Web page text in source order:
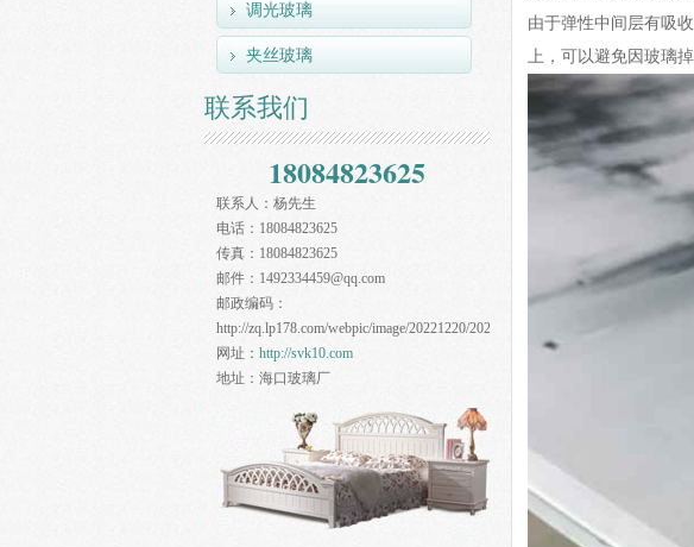
调光玻璃
夹丝玻璃
联系我们
18084823625
联系人： 杨先生
电话： 18084823625
传真： 18084823625
邮件： 1492334459@qq.com
邮政编码：
http://zq.lp178.com/webpic/image/20221220/20221220083609_34109.jpg
网址： http://svk10.com
地址： 海口玻璃厂
由于弹性中间层有吸
上，可以避免因玻璃